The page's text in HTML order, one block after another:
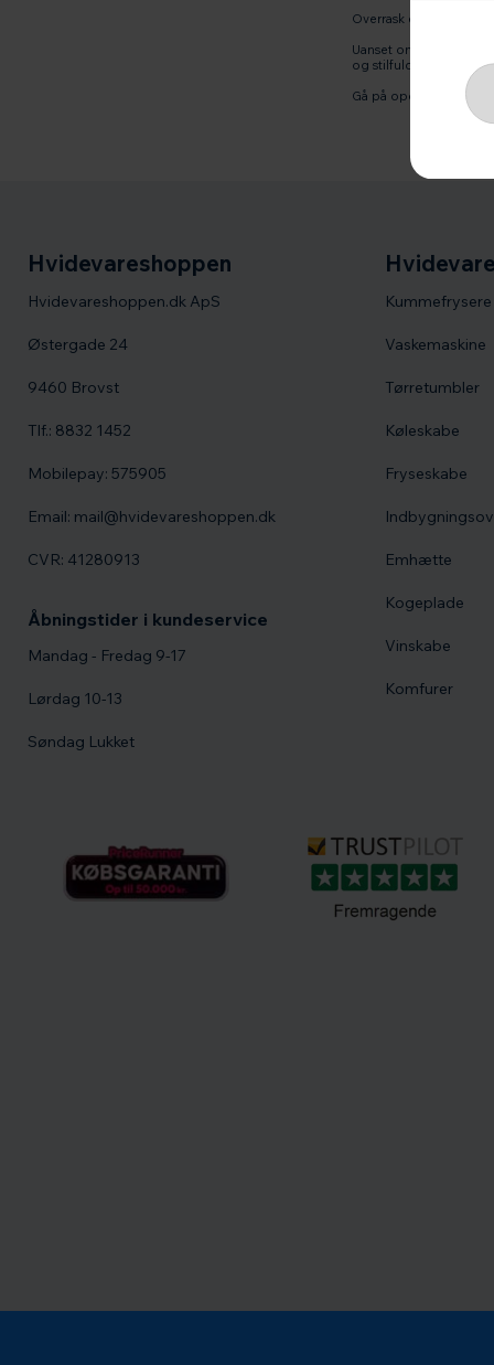
Overrask en ven eller
Uanset om du er en
og stilfuld.
Gå på opdagelse i
Hvidevareshoppen
Hvidevareshoppen.dk ApS
Østergade 24
9460 Brovst
Tlf.: 8832 1452
Mobilepay: 575905
Email: mail@hvidevareshoppen.dk
CVR: 41280913
Åbningstider i kundeservice
Mandag - Fredag 9-17
Lørdag 10-13
Søndag Lukket
Kummefrysere
Vaskemaskine
Tørretumbler
Køleskabe
Fryseskabe
Emhætte
Kogeplade
Vinskabe
Komfurer